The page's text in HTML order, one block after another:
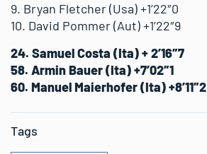
9. Bryan Fletcher (Usa) +1’22″0
10. David Pommer (Aut) +1’22″9
24. Samuel Costa (Ita) + 2’16″7
58. Armin Bauer (Ita) +7’02″1
60. Manuel Maierhofer (Ita) +8’11″2
Tags